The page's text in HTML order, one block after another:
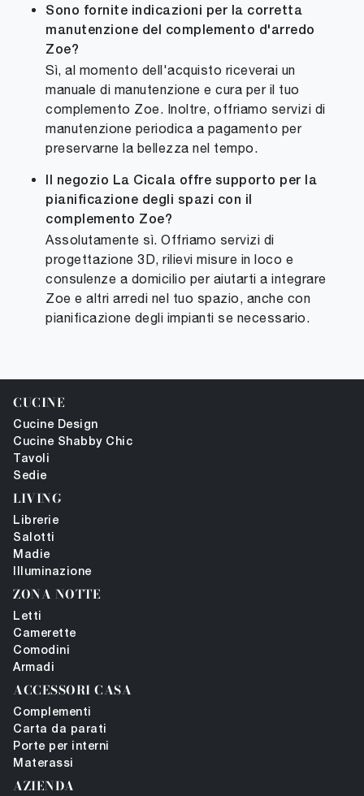
Sono fornite indicazioni per la corretta
manutenzione del complemento d'arredo
Zoe?
Sì, al momento dell'acquisto riceverai un
manuale di manutenzione e cura per il tuo
complemento Zoe. Inoltre, offriamo servizi di
manutenzione periodica a pagamento per
preservarne la bellezza nel tempo.
Il negozio La Cicala offre supporto per la
pianificazione degli spazi con il
complemento Zoe?
Assolutamente sì. Offriamo servizi di
progettazione 3D, rilievi misure in loco e
consulenze a domicilio per aiutarti a integrare
Zoe e altri arredi nel tuo spazio, anche con
pianificazione degli impianti se necessario.
CUCINE
Cucine Design
Cucine Shabby Chic
Tavoli
Sedie
LIVING
Librerie
Salotti
Madie
Illuminazione
ZONA NOTTE
Letti
Camerette
Comodini
Armadi
ACCESSORI CASA
Complementi
Carta da parati
Porte per interni
Materassi
AZIENDA